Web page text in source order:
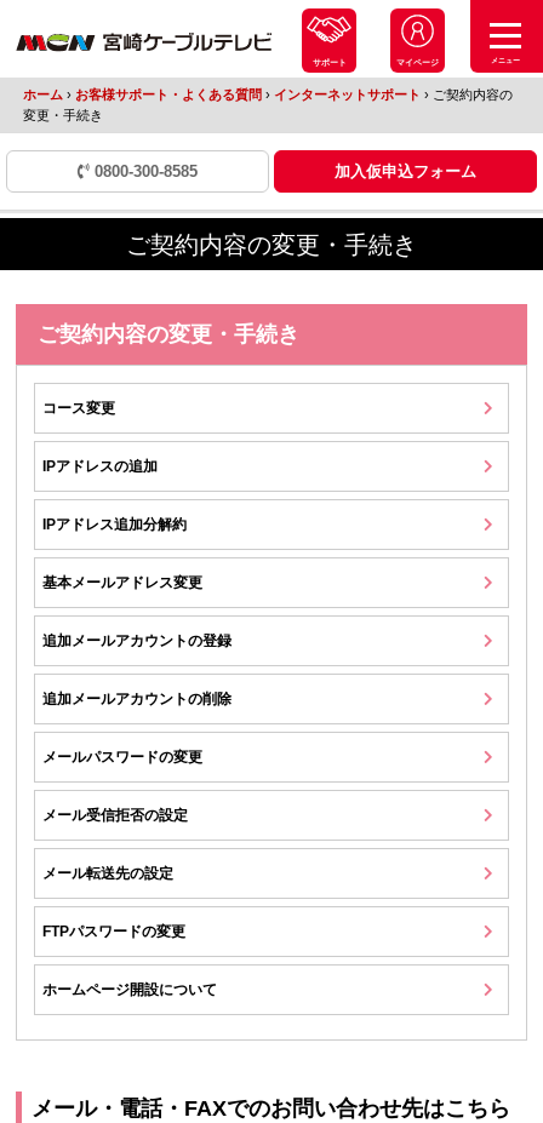
サポート マイページ メニュー
ホーム › お客様サポート・よくある質問 › インターネットサポート ›ご契約内容の
変更・手続き
0800-300-8585 加入仮申込フォーム
ご契約内容の変更・手続き
ご契約内容の変更・手続き
コース変更
IPアドレスの追加
IPアドレス追加分解約
基本メールアドレス変更
追加メールアカウントの登録
追加メールアカウントの削除
メールパスワードの変更
メール受信拒否の設定
メール転送先の設定
FTPパスワードの変更
ホームページ開設について
メール・電話・FAXでのお問い合わせ先はこちら